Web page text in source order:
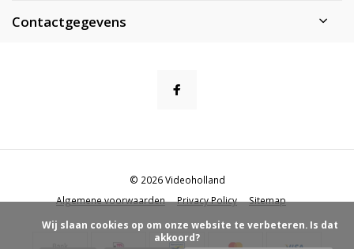
Contactgegevens
Algemene voorwaarden Privacy Policy Sitemap
© 2026 Videoholland
akkoord?